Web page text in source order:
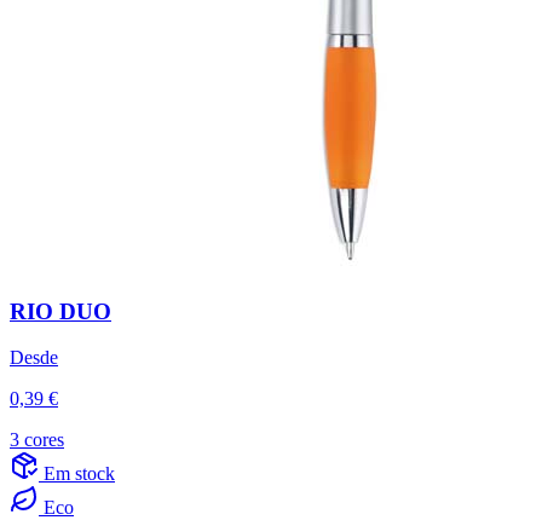
RIO DUO
Desde
0,39 €
3 cores
Em stock
Eco